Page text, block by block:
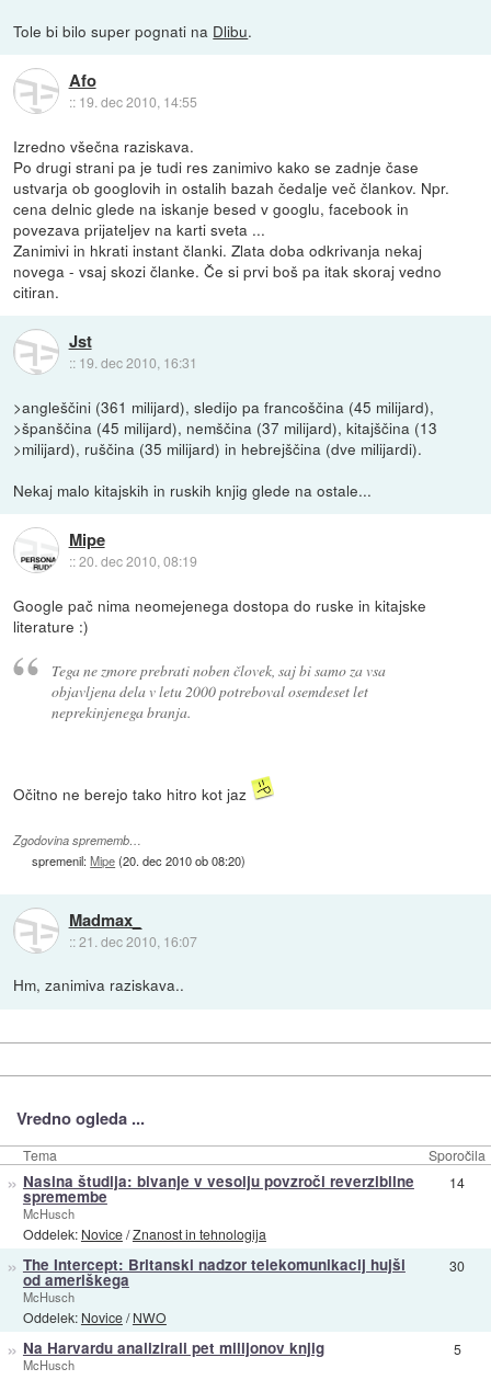
Tole bi bilo super pognati na Dlibu.
Afo
:: 19. dec 2010, 14:55
Izredno všečna raziskava.
Po drugi strani pa je tudi res zanimivo kako se zadnje čase
ustvarja ob googlovih in ostalih bazah čedalje več člankov. Npr.
cena delnic glede na iskanje besed v googlu, facebook in
povezava prijateljev na karti sveta ...
Zanimivi in hkrati instant članki. Zlata doba odkrivanja nekaj
novega - vsaj skozi članke. Če si prvi boš pa itak skoraj vedno
citiran.
Jst
:: 19. dec 2010, 16:31
>angleščini (361 milijard), sledijo pa francoščina (45 milijard),
>španščina (45 milijard), nemščina (37 milijard), kitajščina (13
>milijard), ruščina (35 milijard) in hebrejščina (dve milijardi).
Nekaj malo kitajskih in ruskih knjig glede na ostale...
Mipe
::20. dec 2010, 08:19
Google pač nima neomejenega dostopa do ruske in kitajske
literature :)
Tega ne zmore prebrati noben človek, saj bi samo za vsa
objavljena dela v letu 2000 potreboval osemdeset let
neprekinjenega branja.
Očitno ne berejo tako hitro kot jaz
Zgodovina sprememb…
spremenil:Mipe(20. dec 2010 ob 08:20)
Madmax_
::21. dec 2010, 16:07
Hm, zanimiva raziskava..
Vredno ogleda ...
Tema Sporočila
» Nasina študija: bivanje v vesolju povzroči reverzibilne
spremembe
McHusch
Oddelek: Novice/Znanost in tehnologija
14
» The Intercept: Britanski nadzor telekomunikacij hujši
od ameriškega
McHusch
Oddelek: Novice/NWO
30
» Na Harvardu analizirali pet milijonov knjig
McHusch
5